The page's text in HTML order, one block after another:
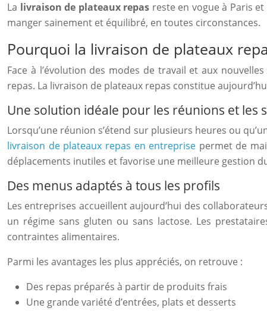
La livraison de plateaux repas reste en vogue à Paris
manger sainement et équilibré, en toutes circonstances.
Pourquoi la livraison de plateaux
Face à l’évolution des modes de travail et aux
repas. La livraison de plateaux repas constitue
Une solution idéale pour les réunions et les
Lorsqu’une réunion s’étend sur plusieurs heures ou
livraison de plateaux repas en entreprise permet de
déplacements inutiles et favorise une meilleure gestion
Des menus adaptés à tous les profils
Les entreprises accueillent aujourd’hui des
un régime sans gluten ou sans lactose. Les
contraintes alimentaires.
Parmi les avantages les plus appréciés, on retrouve :
Des repas préparés à partir de produits frais
Une grande variété d’entrées, plats et desserts